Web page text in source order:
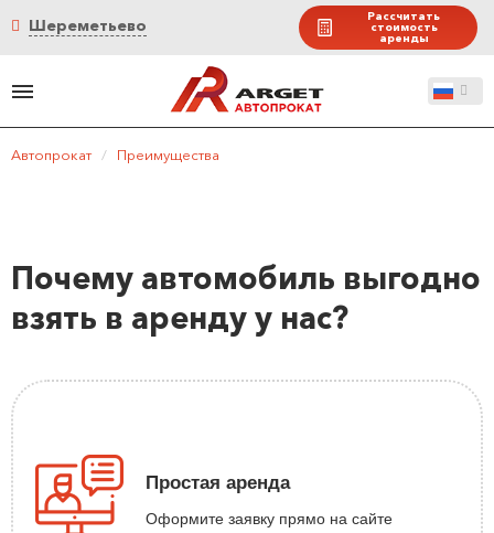
Шереметьево Рассчитать
стоимость
аренды
Автопрокат / Преимущества
Почему автомобиль выгодно
взять в аренду у нас?
Простая аренда
Оформите заявку прямо на сайте